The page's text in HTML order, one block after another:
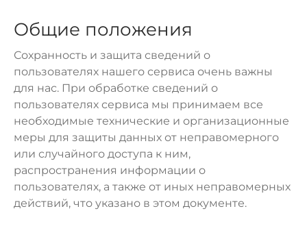
Общие положения
Сохранность и защита сведений о
пользователях нашего сервиса очень важны
для нас. При обработке сведений о
пользователях сервиса мы принимаем все
необходимые технические и организационные
меры для защиты данных от неправомерного
или случайного доступа к ним,
распространения информации о
пользователях, а также от иных неправомерных
действий, что указано в этом документе.